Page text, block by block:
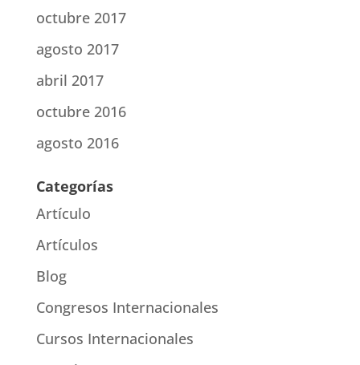
octubre 2017
agosto 2017
abril 2017
octubre 2016
agosto 2016
Categorías
Artículo
Artículos
Blog
Congresos Internacionales
Cursos Internacionales